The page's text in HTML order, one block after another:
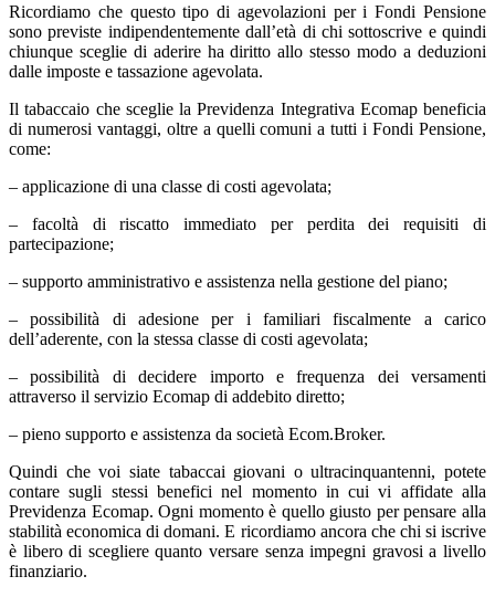
Ricordiamo che questo tipo di agevolazioni per i Fondi Pensione
sono previste indipendentemente dall’età di chi sottoscrive e quindi
chiunque sceglie di aderire ha diritto allo stesso modo a deduzioni
dalle imposte e tassazione agevolata.
Il tabaccaio che sceglie la Previdenza Integrativa Ecomap beneficia
di numerosi vantaggi, oltre a quelli comuni a tutti i Fondi Pensione,
come:
– applicazione di una classe di costi agevolata;
– facoltà di riscatto immediato per perdita dei requisiti di
partecipazione;
– supporto amministrativo e assistenza nella gestione del piano;
– possibilità di adesione per i familiari fiscalmente a carico
dell’aderente, con la stessa classe di costi agevolata;
– possibilità di decidere importo e frequenza dei versamenti
attraverso il servizio Ecomap di addebito diretto;
– pieno supporto e assistenza da società Ecom.Broker.
Quindi che voi siate tabaccai giovani o ultracinquantenni, potete
contare sugli stessi benefici nel momento in cui vi affidate alla
Previdenza Ecomap. Ogni momento è quello giusto per pensare alla
stabilità economica di domani. E ricordiamo ancora che chi si iscrive
è libero di scegliere quanto versare senza impegni gravosi a livello
finanziario.